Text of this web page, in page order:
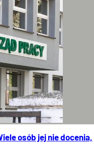
osób jej nie docenia,